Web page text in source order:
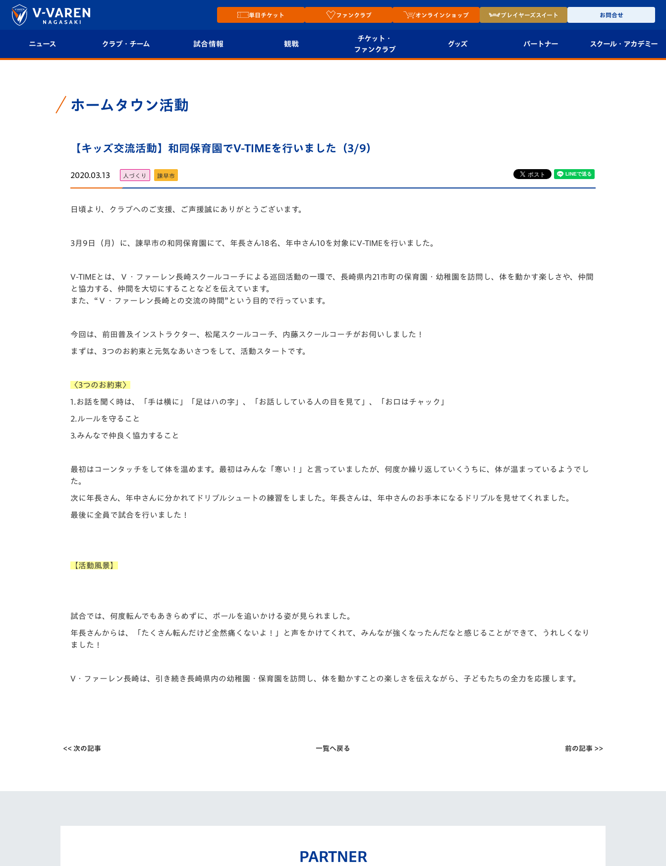
単日チケット ファンクラブ オンラインショップ プレイヤーズスイート お問合せ
ニュース クラブ・チーム
エンブレム紹介
選手プロフィール
チームスケジュール
クラブハウス（練習
場）
平和祈念活動
試合情報
U-21 Jリーグ関連
フォトギャラリー
観戦
ォーム入場）
チケット・
ファンクラブ
V-LOVERS（ファン
クラブ）
グッズ パートナー スクール・ アカデミー
スクール
ホームタウン活動
【キッズ交流活動】和同保育園でV-TIMEを行いました（3/9）
2020.03.13 人づくり 諫早市
日頃より、クラブへのご支援、ご声援誠にありがとうございます。
3月 9 日（月）に、諫早市の和同保育園にて、年長さん18名、年中さん10を対象にV-TIMEを行いました。
V-TIME とは、Ｖ・ファーレン長崎スクールコーチによる巡回活動の一環で、長崎県内21市町の保育園・幼稚園を訪問し、体を動かす楽しさや、仲間
と協力する、仲間を大切にすることなどを伝えています。
また、“Ｖ・ファーレン長崎との交流の時間”という目的で行っています。
今回は、前田普及インストラクター、松尾スクールコーチ、内藤スクールコーチがお伺いしました！
まずは、 3つのお約束と元気なあいさつをして、活動スタートです。
〈3つのお約束〉
1. お話を聞く時は、「手は横に」「足はハの字」、「お話ししている人の目を見て」、「お口はチャック」
2. ルールを守ること
3. みんなで仲良く協力すること
最初はコーンタッチをして体を温めます。最初はみんな「寒い！」と言っていましたが、何度か繰り返していくうちに、体が温まっているようでし
た。
次に年長さん、年中さんに分かれてドリブルシュートの練習をしました。年長さんは、年中さんのお手本になるドリブルを見せてくれました。
最後に全員で試合を行いました！
【活動風景】
試合では、何度転んでもあきらめずに、ボールを追いかける姿が見られました。
年長さんからは、「たくさん転んだけど全然痛くないよ！」と声をかけてくれて、みんなが強くなったんだなと感じることができて、うれしくなり
ました！
V ・ファーレン長崎は、引き続き長崎県内の幼稚園・保育園を訪問し、体を動かすことの楽しさを伝えながら、子どもたちの全力を応援します。
<< 次の記事 一覧へ戻る 前の記事 >>
PARTNER